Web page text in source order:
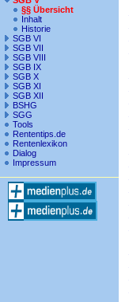
§§ Übersicht
Inhalt
Historie
SGB VI
SGB VII
SGB VIII
SGB IX
SGB X
SGB XI
SGB XII
BSHG
SGG
Tools
Rententips.de
Rentenlexikon
Dialog
Impressum